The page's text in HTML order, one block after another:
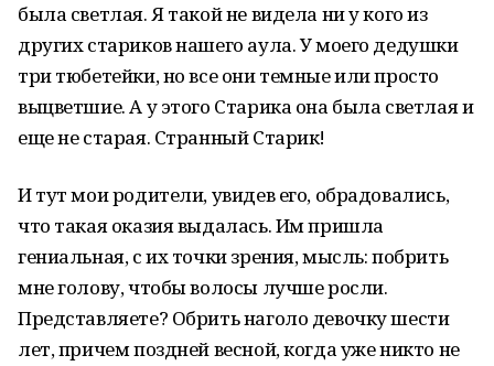
была светлая. Я такой не видела ни у кого из
других стариков нашего аула. У моего дедушки
три тюбетейки, но все они темные или просто
выцветшие. А у этого Старика она была светлая и
еще не старая. Странный Старик!
И тут мои родители, увидев его, обрадовались,
что такая оказия выдалась. Им пришла
гениальная, с их точки зрения, мысль: побрить
мне голову, чтобы волосы лучше росли.
Представляете? Обрить наголо девочку шести
лет, причем поздней весной, когда уже никто не